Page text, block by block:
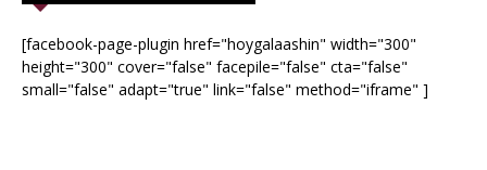
[facebook-page-plugin href="hoygalaashin" width="300"
height="300" cover="false" facepile="false" cta="false"
small="false" adapt="true" link="false" method="iframe" ]